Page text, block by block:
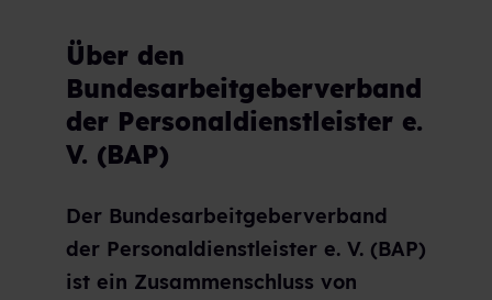
Über den
Bundesarbeitgeberverband
der Personaldienstleister e.
V. (BAP)
Der Bundesarbeitgeberverband
der Personaldienstleister e. V. (BAP)
ist ein Zusammenschluss von